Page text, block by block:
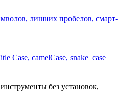
лишних пробелов, смарт-
Case, camelCase, snake_case
без установок,